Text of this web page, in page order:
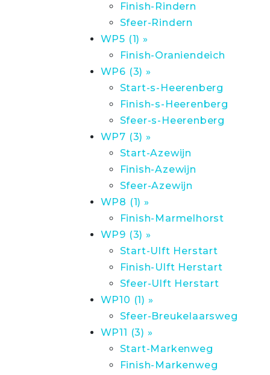
Finish-Rindern
Sfeer-Rindern
WP5 (1) »
Finish-Oraniendeich
WP6 (3) »
Start-s-Heerenberg
Finish-s-Heerenberg
Sfeer-s-Heerenberg
WP7 (3) »
Start-Azewijn
Finish-Azewijn
Sfeer-Azewijn
WP8 (1) »
Finish-Marmelhorst
WP9 (3) »
Start-Ulft Herstart
Finish-Ulft Herstart
Sfeer-Ulft Herstart
WP10 (1) »
Sfeer-Breukelaarsweg
WP11 (3) »
Start-Markenweg
Finish-Markenweg